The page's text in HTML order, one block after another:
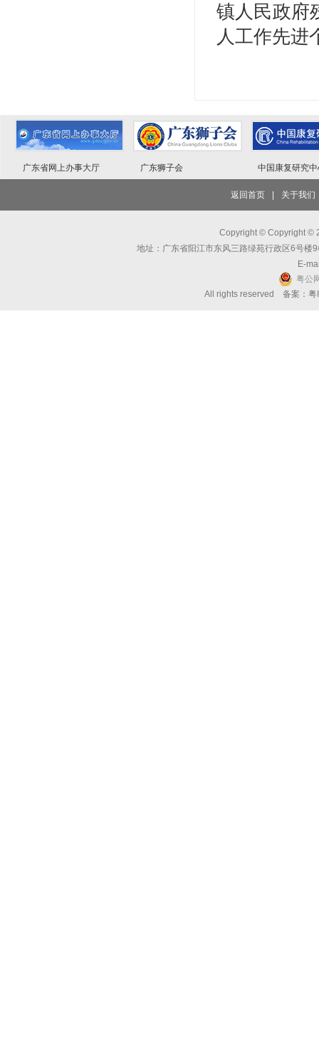
镇人民政府
人工作先进
广东省网上办事大厅 广东狮子会 中国康复研究
返回首页 关于我们
Copyright © Copyright ©
地址：广东省阳江市东风三路绿苑行政区6号
E-
粤公
All rights reserved 备案：粤